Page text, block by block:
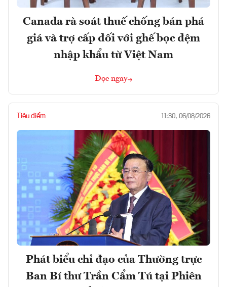
Canada rà soát thuế chống bán phá
giá và trợ cấp đối với ghế bọc đệm
nhập khẩu từ Việt Nam
Đọc ngay
Tiêu điểm 11:30, 06/08/2026
Phát biểu chỉ đạo của Thường trực
Ban Bí thư Trần Cẩm Tú tại Phiên